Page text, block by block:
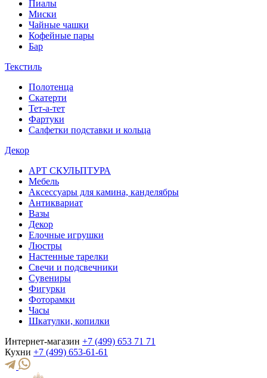
Пиалы
Миски
Чайные чашки
Кофейные пары
Бар
Текстиль
Полотенца
Скатерти
Тет-а-тет
Фартуки
Салфетки подставки и кольца
Декор
АРТ СКУЛЬПТУРА
Мебель
Аксессуары для камина, канделябры
Антиквариат
Вазы
Декор
Елочные игрушки
Люстры
Настенные тарелки
Свечи и подсвечники
Сувениры
Фигурки
Фоторамки
Часы
Шкатулки, копилки
Интернет-магазин +7 (499) 653 71 71
Кухни +7 (499) 653-61-61